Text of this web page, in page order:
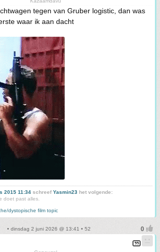
tegen van Gruber logistic, dan was
waar ik aan dacht
2015 11:34 schreefYasmin23 het volgende:
doet past alles.
dystopische film topic
• dinsdag 2 juni 2026 @ 13:41 • 52